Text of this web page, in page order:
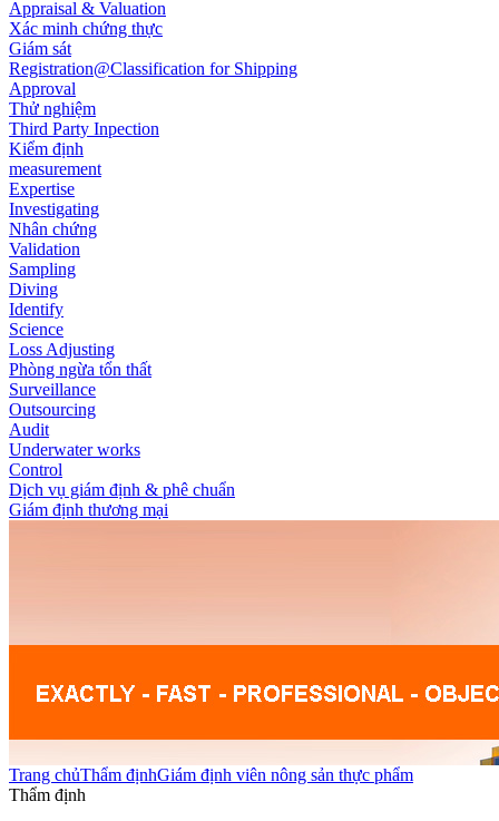
Appraisal & Valuation
Xác minh chứng thực
Giám sát
Registration@Classification for Shipping
Approval
Thử nghiệm
Third Party Inpection
Kiểm định
measurement
Expertise
Investigating
Nhân chứng
Validation
Sampling
Diving
Identify
Science
Loss Adjusting
Phòng ngừa tổn thất
Surveillance
Outsourcing
Audit
Underwater works
Control
Dịch vụ giám định & phê chuẩn
Giám định thương mại
Trang chủThẩm địnhGiám định viên nông sản thực phẩm
Thẩm định